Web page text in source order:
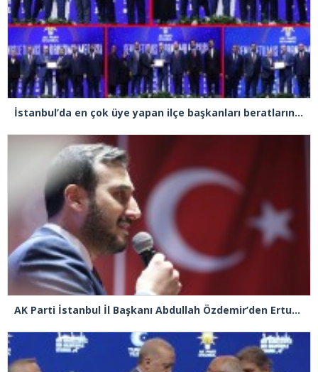
İstanbul’da en çok üye yapan ilçe başkanları beratlarını Cumhurbaşkanı Erdoğan’ın elinden aldı
AK Parti İstanbul İl Başkanı Abdullah Özdemir’den Ertuğrul Özkök’e “Franco” tepkisi